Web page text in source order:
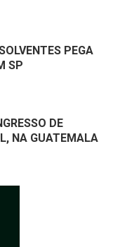
PEGA
SP
DE
NA GUATEMALA